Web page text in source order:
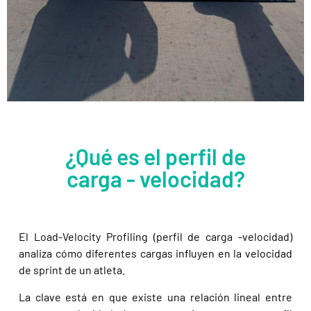
¿Qué es el perfil de
carga - velocidad?
El Load-Velocity Profiling (perfil de carga -velocidad)
analiza cómo diferentes cargas influyen en la velocidad
de sprint de un atleta.
La clave está en que existe una relación lineal entre